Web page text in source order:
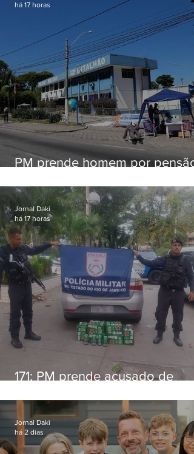
PM prende homem por pensão
há 17 horas
171: PM prende acusado de
Niterói
Jornal Daki
há 17 horas
Jornal Daki
há 2 dias